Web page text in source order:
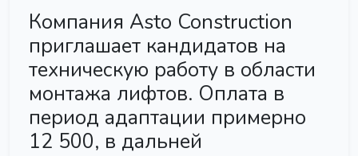
Компания Asto Construction
приглашает кандидатов на
техническую работу в области
монтажа лифтов. Оплата в
период адаптации примерно
12 500, в дальней